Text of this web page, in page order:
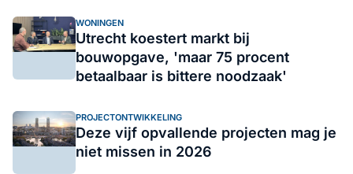
WONINGEN
Utrecht koestert markt bij
bouwopgave, 'maar 75 procent
betaalbaar is bittere noodzaak'
PROJECTONTWIKKELING
Deze vijf opvallende projecten mag je
niet missen in 2026